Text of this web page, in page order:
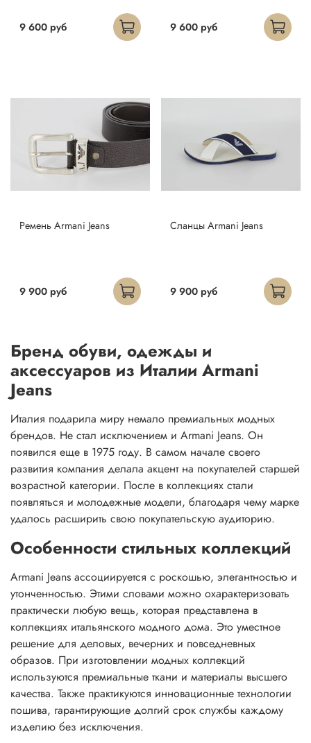
9 600 руб 9 600 руб
Ремень Armani Jeans
9 900 руб
Сланцы Armani Jeans
9 900 руб
Бренд обуви, одежды и
аксессуаров из Италии Armani
Jeans
Италия подарила миру немало премиальных модных
брендов. Не стал исключением и Armani Jeans. Он
появился еще в 1975 году. В самом начале своего
развития компания делала акцент на покупателей старшей
возрастной категории. После в коллекциях стали
появляться и молодежные модели, благодаря чему марке
удалось расширить свою покупательскую аудиторию.
Особенности стильных коллекций
Armani Jeans ассоциируется с роскошью, элегантностью и
утонченностью. Этими словами можно охарактеризовать
практически любую вещь, которая представлена в
коллекциях итальянского модного дома. Это уместное
решение для деловых, вечерних и повседневных
образов. При изготовлении модных коллекций
используются премиальные ткани и материалы высшего
качества. Также практикуются инновационные технологии
пошива, гарантирующие долгий срок службы каждому
изделию без исключения.